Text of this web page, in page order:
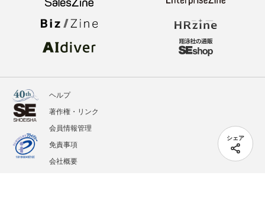
シェア
ヘルプ
著作権・リンク
会員情報管理
免責事項
会社概要